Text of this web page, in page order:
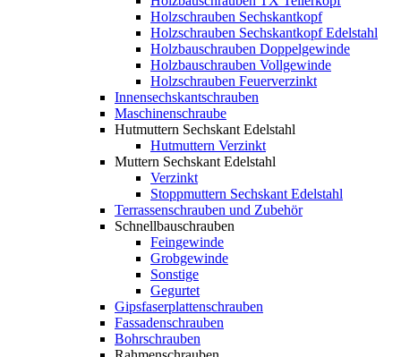
Holzschrauben Sechskantkopf
Holzschrauben Sechskantkopf Edelstahl
Holzbauschrauben Doppelgewinde
Holzbauschrauben Vollgewinde
Holzschrauben Feuerverzinkt
Innensechskantschrauben
Maschinenschraube
Hutmuttern Sechskant Edelstahl
Hutmuttern Verzinkt
Muttern Sechskant Edelstahl
Verzinkt
Stoppmuttern Sechskant Edelstahl
Terrassenschrauben und Zubehör
Schnellbauschrauben
Feingewinde
Grobgewinde
Sonstige
Gegurtet
Gipsfaserplattenschrauben
Fassadenschrauben
Bohrschrauben